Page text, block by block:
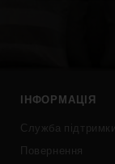
ІНФОРМАЦІЯ
Служба підтримки
Повернення